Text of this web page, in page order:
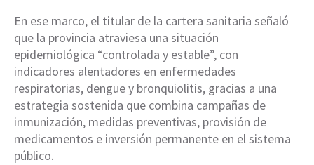
En ese marco, el titular de la cartera sanitaria señaló
que la provincia atraviesa una situación
epidemiológica “controlada y estable”, con
indicadores alentadores en enfermedades
respiratorias, dengue y bronquiolitis, gracias a una
estrategia sostenida que combina campañas de
inmunización, medidas preventivas, provisión de
medicamentos e inversión permanente en el sistema
público.